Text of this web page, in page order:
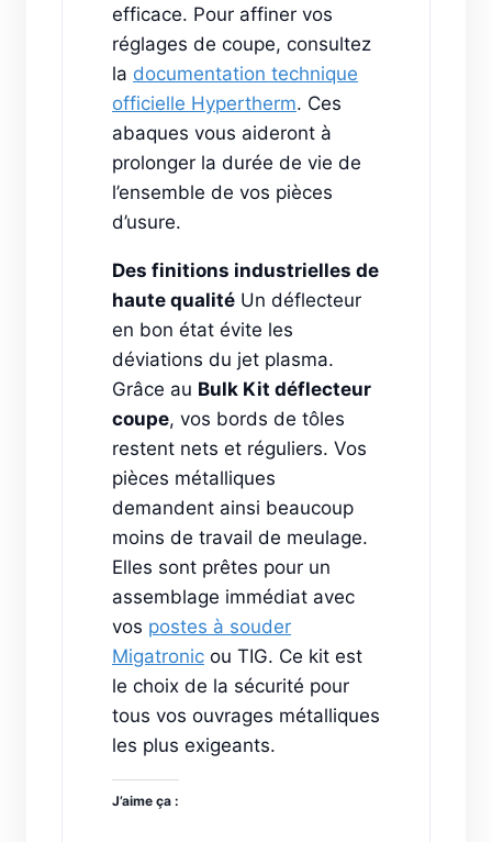
efficace. Pour affiner vos
réglages de coupe, consultez
la documentation technique
officielle Hypertherm. Ces
abaques vous aideront à
prolonger la durée de vie de
l’ensemble de vos pièces
d’usure.
Des finitions industrielles de
haute qualité Un déflecteur
en bon état évite les
déviations du jet plasma.
Grâce au Bulk Kit déflecteur
coupe, vos bords de tôles
restent nets et réguliers. Vos
pièces métalliques
demandent ainsi beaucoup
moins de travail de meulage.
Elles sont prêtes pour un
assemblage immédiat avec
vos postes à souder
Migatronic ou TIG. Ce kit est
le choix de la sécurité pour
tous vos ouvrages métalliques
les plus exigeants.
J’aime ça :